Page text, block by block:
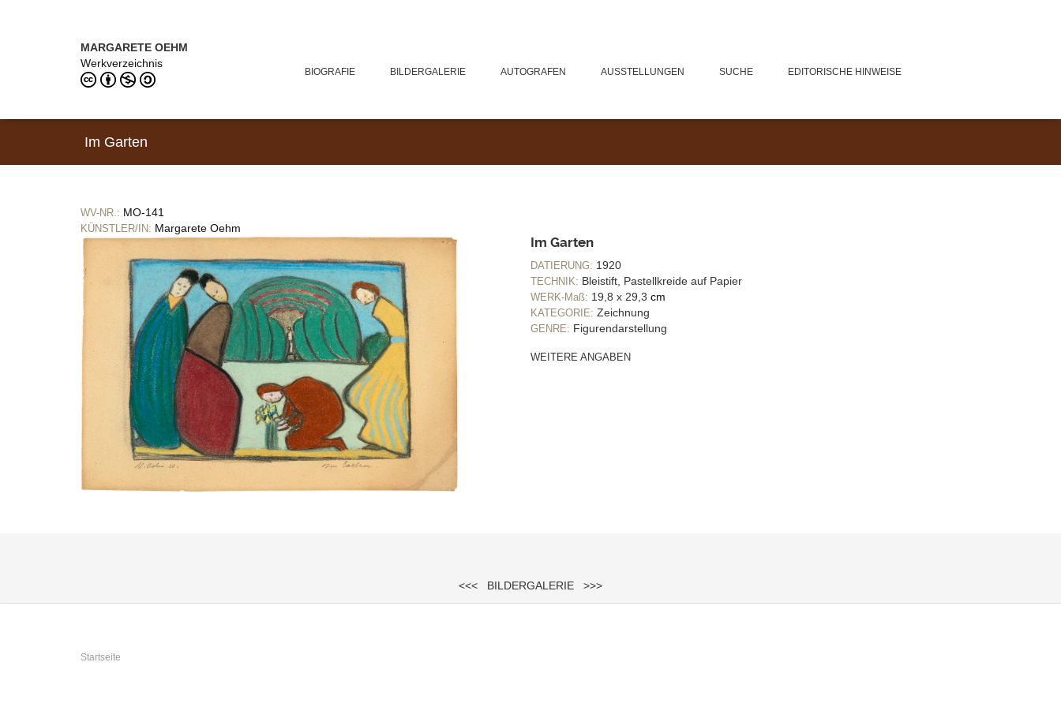
MARGARETE OEHM
Werkverzeichnis
BIOGRAFIE BILDERGALERIE AUTOGRAFEN AUSSTELLUNGEN SUCHE EDITORISCHE HINWEISE
Im Garten
WV-NR.: MO-141
KÜNSTLER/IN: Margarete Oehm
Im Garten
DATIERUNG: 1920
TECHNIK: Bleistift, Pastellkreide auf Papier
WERK-Maß: 19,8 x 29,3 cm
KATEGORIE: Zeichnung
GENRE: Figurendarstellung
WEITERE ANGABEN
<<< BILDERGALERIE >>>
Sie sind hier
Startseite